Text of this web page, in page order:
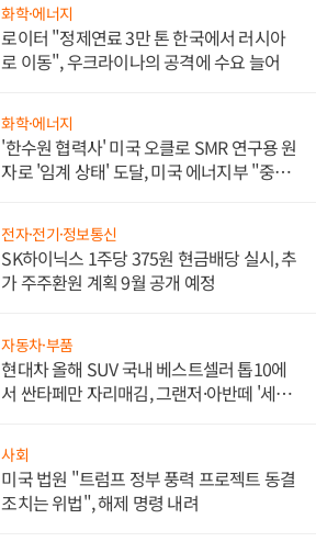
화학·에너지
로이터 "정제연료 3만 톤 한국에서 러시아
로 이동", 우크라이나의 공격에 수요 늘어
화학·에너지
'한수원 협력사' 미국 오클로 SMR 연구용 원
자로 '임계 상태' 도달, 미국 에너지부 "중요
전자·전기·정보통신
SK하이닉스 1주당 375원 현금배당 실시, 추
가 주주환원 계획 9월 공개 예정
자동차·부품
현대차 올해 SUV 국내 베스트셀러 톱10에
서 싼타페만 자리매김, 그랜저·아반떼 '세단
사회
미국 법원 "트럼프 정부 풍력 프로젝트 동결
조치는 위법", 해제 명령 내려